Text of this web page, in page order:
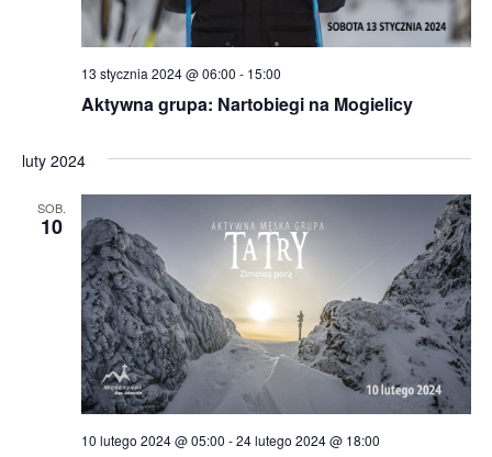
Aktywna grupa: Nartobiegi na Mogielicy
13 stycznia 2024 @ 06:00 - 15:00
luty 2024
SOB.
10
10 lutego 2024 @ 05:00 -24 lutego 2024 @ 18:00